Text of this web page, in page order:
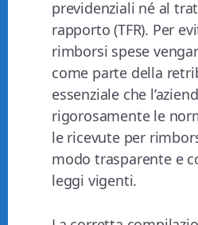
previdenziali né al
rapporto (TFR). Per
rimborsi spese
come parte della
essenziale che
rigorosamente le
le ricevute per
modo trasparente e
leggi vigenti.